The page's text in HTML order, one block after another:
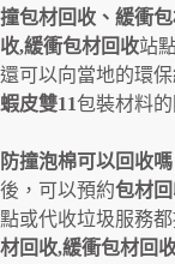
撞包材回收、緩衝
收,緩衝包材回收站
還可以向當地的環
蝦皮雙11包裝材料的
防撞泡棉可以回收嗎
後，可以預約包材
點或代收垃圾服務
材回收,緩衝包材回